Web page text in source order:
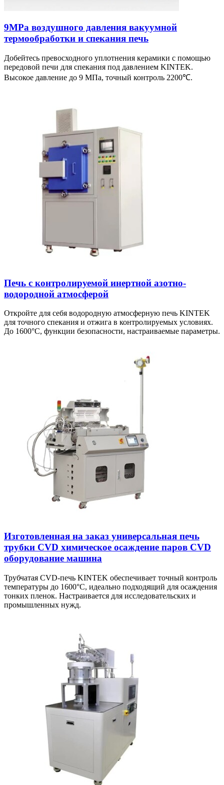
9MPa воздушного давления вакуумной
термообработки и спекания печь
Добейтесь превосходного уплотнения керамики с помощью
передовой печи для спекания под давлением KINTEK.
Высокое давление до 9 МПа, точный контроль 2200℃.
Печь с контролируемой инертной азотно-
водородной атмосферой
Откройте для себя водородную атмосферную печь KINTEK
для точного спекания и отжига в контролируемых условиях.
До 1600°C, функции безопасности, настраиваемые параметры.
Изготовленная на заказ универсальная печь
трубки CVD химическое осаждение паров CVD
оборудование машина
Трубчатая CVD-печь KINTEK обеспечивает точный контроль
температуры до 1600°C, идеально подходящий для осаждения
тонких пленок. Настраивается для исследовательских и
промышленных нужд.